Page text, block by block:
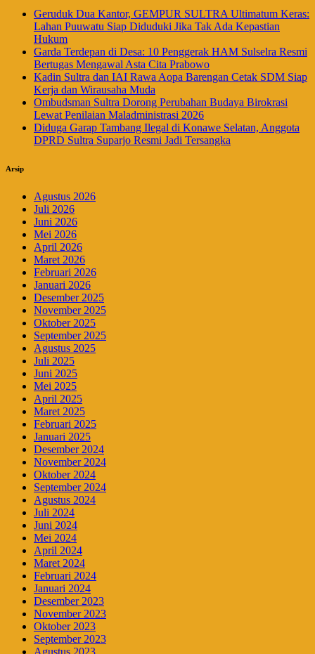
Geruduk Dua Kantor, GEMPUR SULTRA Ultimatum Keras:
Lahan Puuwatu Siap Diduduki Jika Tak Ada Kepastian
Hukum
Garda Terdepan di Desa: 10 Penggerak HAM Sulselra Resmi
Bertugas Mengawal Asta Cita Prabowo
Kadin Sultra dan IAI Rawa Aopa Barengan Cetak SDM Siap
Kerja dan Wirausaha Muda
Ombudsman Sultra Dorong Perubahan Budaya Birokrasi
Lewat Penilaian Maladministrasi 2026
Diduga Garap Tambang Ilegal di Konawe Selatan, Anggota
DPRD Sultra Suparjo Resmi Jadi Tersangka
Arsip
Agustus 2026
Juli 2026
Juni 2026
Mei 2026
April 2026
Maret 2026
Februari 2026
Januari 2026
Desember 2025
November 2025
Oktober 2025
September 2025
Agustus 2025
Juli 2025
Juni 2025
Mei 2025
April 2025
Maret 2025
Februari 2025
Januari 2025
Desember 2024
November 2024
Oktober 2024
September 2024
Agustus 2024
Juli 2024
Juni 2024
Mei 2024
April 2024
Maret 2024
Februari 2024
Januari 2024
Desember 2023
November 2023
Oktober 2023
September 2023
Agustus 2023